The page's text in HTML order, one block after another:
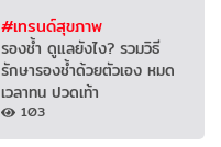
#เทรนด์สุขภาพ
รองช้ำ ดูแลยังไง? รวมวิธี
รักษารองช้ำด้วยตัวเอง หมด
เวลาทน ปวดเท้า
103